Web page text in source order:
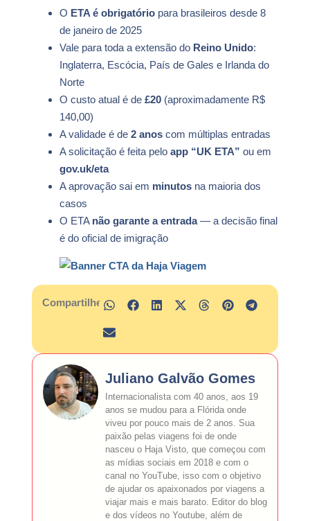
O ETA é obrigatório para brasileiros desde 8
de janeiro de 2025
Vale para toda a extensão do Reino Unido:
Inglaterra, Escócia, País de Gales e Irlanda do
Norte
O custo atual é de £20 (aproximadamente R$
140,00)
A validade é de 2 anos com múltiplas entradas
A solicitação é feita pelo app “UK ETA” ou em
gov.uk/eta
A aprovação sai em minutos na maioria dos
casos
O ETA não garante a entrada— a decisão final
é do oficial de imigração
Compartilhe:
Juliano Galvão Gomes
Internacionalista com 40 anos, aos 19
anos se mudou para a Flórida onde
viveu por pouco mais de 2 anos. Sua
paixão pelas viagens foi de onde
nasceu o Haja Visto, que começou com
as mídias sociais em 2018 e com o
canal no YouTube, isso com o objetivo
de ajudar os apaixonados por viagens a
viajar mais e mais barato. Editor do blog
e dos vídeos no Youtube, além de